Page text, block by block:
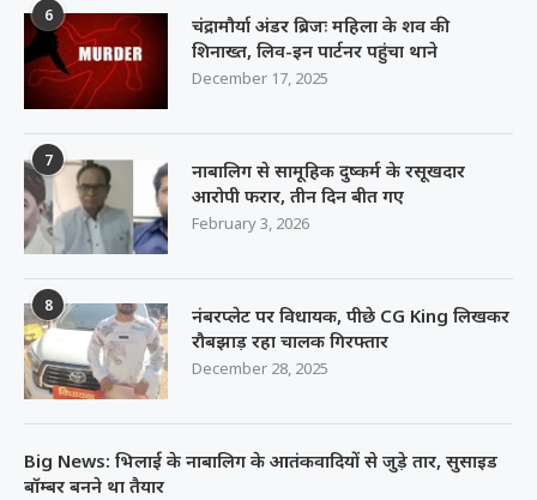
6
चंद्रामौर्या अंडर ब्रिजः महिला के शव की
शिनाख्त, लिव-इन पार्टनर पहुंचा थाने
December 17, 2025
7
नाबालिग से सामूहिक दुष्कर्म के रसूखदार
आरोपी फरार, तीन दिन बीत गए
February 3, 2026
8
नंबरप्लेट पर विधायक, पीछे CG King लिखकर
रौबझाड़ रहा चालक गिरफ्तार
December 28, 2025
Big News: भिलाई के नाबालिग के आतंकवादियों से जुड़े तार, सुसाइड
बॉम्बर बनने था तैयार